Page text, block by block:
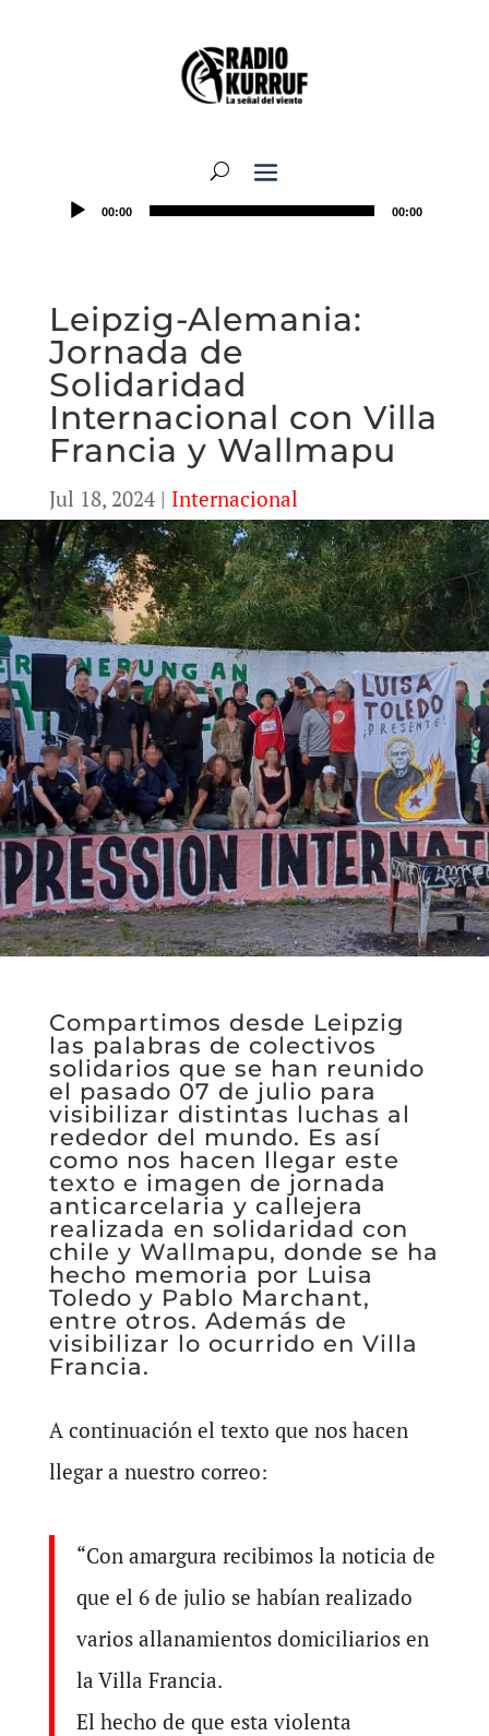
00:00 00:00
Leipzig-Alemania:
Jornada de
Solidaridad
Internacional con Villa
Francia y Wallmapu
Jul 18, 2024| Internacional
Compartimos desde Leipzig
las palabras de colectivos
solidarios que se han reunido
el pasado 07 de julio para
visibilizar distintas luchas al
rededor del mundo. Es así
como nos hacen llegar este
texto e imagen de jornada
anticarcelaria y callejera
realizada en solidaridad con
chile y Wallmapu, donde se ha
hecho memoria por Luisa
Toledo y Pablo Marchant,
entre otros. Además de
visibilizar lo ocurrido en Villa
Francia.
A continuación el texto que nos hacen
llegar a nuestro correo:
“Con amargura recibimos la noticia de
que el 6 de julio se habían realizado
varios allanamientos domiciliarios en
la Villa Francia.
El hecho de que esta violenta